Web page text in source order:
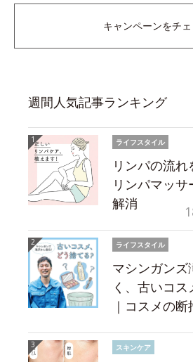
キャンペーンをチ
週間人気記事ランキング
ライフスタイル
リンパの流
リンパマッ
解消
ライフスタイル
マシンガンズ
く、古いコス
｜コスメの
スキンケア